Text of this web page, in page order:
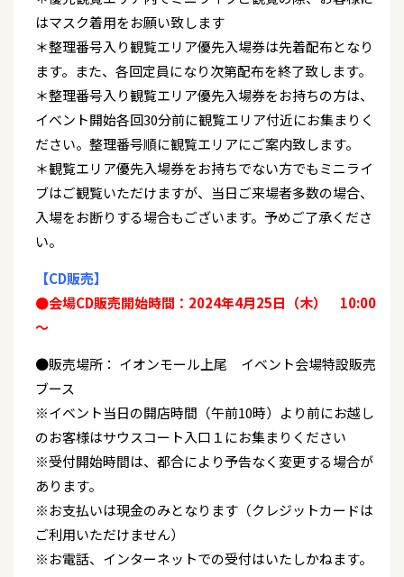
はマスク着用をお願い致します
＊整理番号入り観覧エリア優先入場券は先着配布となり
ます。また、各回定員になり次第配布を終了致します。
＊整理番号入り観覧エリア優先入場券をお持ちの方は、
イベント開始各回30分前に観覧エリア付近にお集まりく
ださい。整理番号順に観覧エリアにご案内致します。
＊観覧エリア優先入場券をお持ちでない方でもミニライ
ブはご観覧いただけますが、当日ご来場者多数の場合、
入場をお断りする場合もございます。予めご了承くださ
い。
【CD販売】
●会場CD販売開始時間：2024年4月25日（木） 10:00
～
●販売場所： イオンモール上尾 イベント会場特設販売
ブース
※イベント当日の開店時間（午前10時）より前にお越し
のお客様はサウスコート入口１にお集まりください
※受付開始時間は、都合により予告なく変更する場合が
あります。
※お支払いは現金のみとなります（クレジットカードは
ご利用いただけません）
※お電話、インターネットでの受付はいたしかねます。